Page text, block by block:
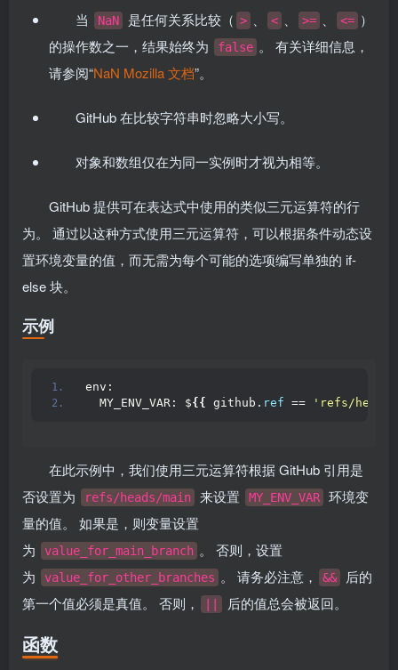
当 NaN 是任何关系比较（ > < >= <= ）
的操作数之一，结果始终为
false 。 有关详细信息，
请参阅“NaN Mozilla 文档”。
GitHub 在比较字符串时忽略大小写。
对象和数组仅在为同一实例时才视为相等。
GitHub 提供可在表达式中使用的类似三元运算符的行
为。 通过以这种方式使用三元运算符，可以根据条件动态设
置环境变量的值，而无需为每个可能的选项编写单独的 if-
else 块。
示例
env:
  MY_ENV_VAR: $
{{ github. ref == 'refs/
在此示例中，我们使用三元运算符根据 GitHub 引用是
否设置为
refs/heads/main 来设置 MY_ENV_VAR
环境变
量的值。 如果是，则变量设置
为
value_for_main_branch 。 否则，设置
为
value_for_other_branches 。 请务必注意， &&
后的
第一个值必须是真值。 否则，
后的值总会被返回。
函数